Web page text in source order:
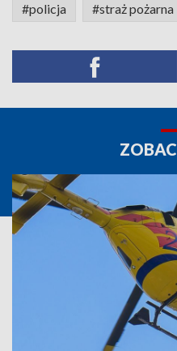
#policja #straż pożarna